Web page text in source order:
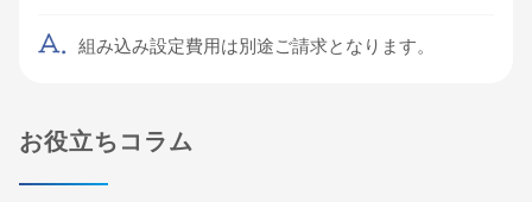
組み込み設定費用は別途ご請求となります。
お役立ちコラム